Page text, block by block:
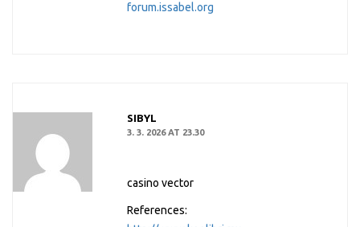
forum.issabel.org
SIBYL
3. 3. 2026 AT 23.30
casino vector
References: